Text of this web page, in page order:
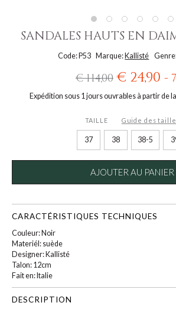
SANDALES HAUTS EN
Code: P53 Marque: Kallisté
€ 114,00 € 24,90 -
Expédition sous 1 jours ouvrables à partir de
TAILLE Guide des
37 38 38-5
AJOUTER AU PANIER
CARACTÉRISTIQUES TECHNIQUES
Couleur: Noir
Materiél: suède
Designer: Kallisté
Talon: 12cm
Fait en: Italie
DESCRIPTION